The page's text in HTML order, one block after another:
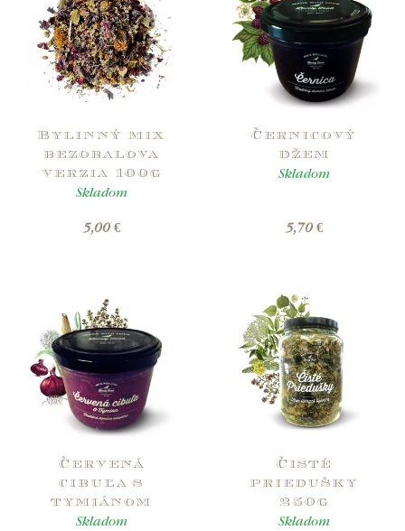
Bylinný mix
bezobalova
verzia 100g
Skladom
5,00 €
Černicový
džem
Skladom
5,70 €
Červená
cibuľa s
tymiánom
Skladom
Čisté
priedušky
250g
Skladom